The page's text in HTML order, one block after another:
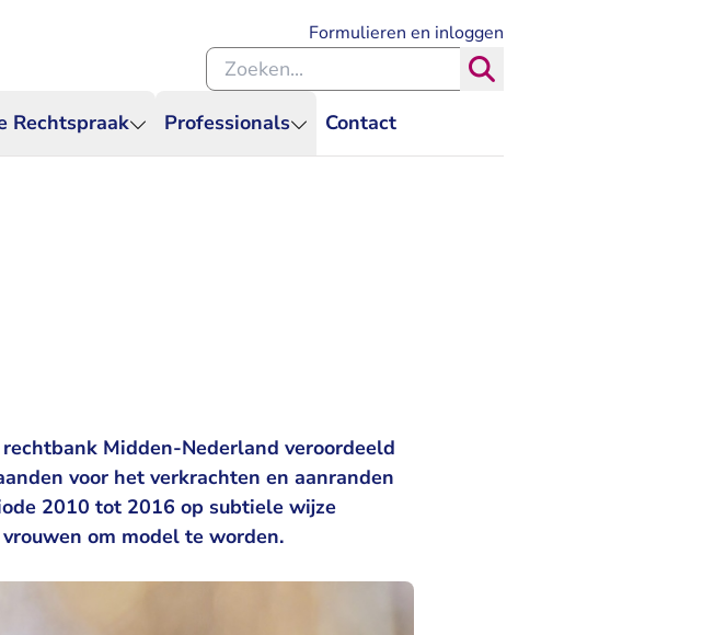
Rechtspraak Professionals Contact
Formulieren en inloggen
Zoeken binnen de Rechtspraak
Midden-Nederland veroordeeld
voor het verkrachten en aanranden
2010 tot 2016 op subtiele wijze
om model te worden.